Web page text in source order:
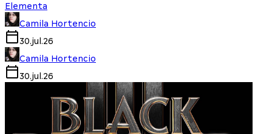
Elementa
Camila Hortencio
30.jul.26
Camila Hortencio
30.jul.26